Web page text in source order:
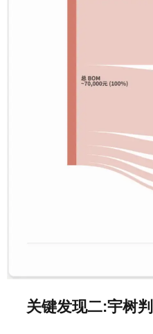
关键发现二:宇树